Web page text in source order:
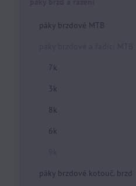
páky brzdové MTB
7k
3k
8k
6k
páky brzdové kotouč. brzd